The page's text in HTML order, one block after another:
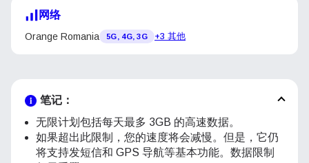
网络
Orange Romania 5G, 4G, 3G +3 其他
笔记：
无限计划包括每天最多 3GB 的高速数据。
如果超出此限制，您的速度将会减慢。但是，它仍
将支持发短信和 GPS 导航等基本功能。数据限制